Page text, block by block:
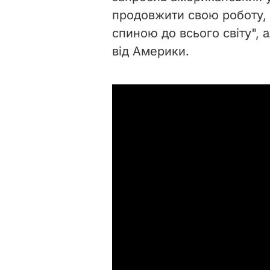
продовжити свою
спиною до всього світу",
від Америки.